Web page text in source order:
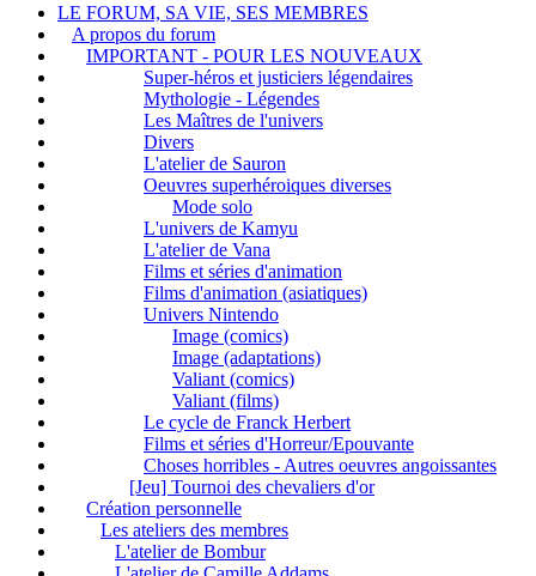
LE FORUM, SA VIE, SES MEMBRES
A propos du forum
IMPORTANT - POUR LES NOUVEAUX
Super-héros et justiciers légendaires
Mythologie - Légendes
Les Maîtres de l'univers
Divers
L'atelier de Sauron
Oeuvres superhéroiques diverses
Mode solo
L'univers de Kamyu
L'atelier de Vana
Films et séries d'animation
Films d'animation (asiatiques)
Univers Nintendo
Image (comics)
Image (adaptations)
Valiant (comics)
Valiant (films)
Le cycle de Franck Herbert
Films et séries d'Horreur/Epouvante
Choses horribles - Autres oeuvres angoissantes
[Jeu] Tournoi des chevaliers d'or
Création personnelle
Les ateliers des membres
L'atelier de Bombur